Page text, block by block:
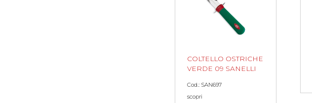
COLTELLO OSTRICHE
VERDE 09 SANELLI
Cod.: SAN697
scopri